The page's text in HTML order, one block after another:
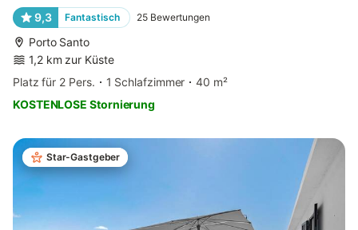
9,3 Fantastisch 25 Bewertungen
Porto Santo
1,2 km zur Küste
Platz für 2 Pers.
1 Schlafzimmer
40 m²
KOSTENLOSE Stornierung
Star-Gastgeber